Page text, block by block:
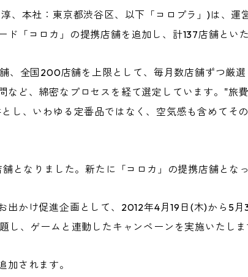
、本社：東京都渋谷区、以下「コロプラ」)は、運
ド「コロカ」の提携店舗を追加し、計137店舗とい
、全国200店舗を上限として、毎月数店舗ずつ厳
など、綿密なプロセスを経て選定しています。"旅
し、いわゆる定番品ではなく、空気感も含めてそ
となりました。新たに「コロカ」の提携店舗とな
出かけ促進企画として、2012年4月19日(木)から5
し、ゲームと連動したキャンペーンを実施いたし
加されます。